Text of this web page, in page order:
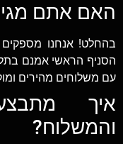
האם אתם
בהחלט! אנחנו מספקים
הסניף הראשי אמנם
עם משלוחים מהירים
איך
והמשלוח?